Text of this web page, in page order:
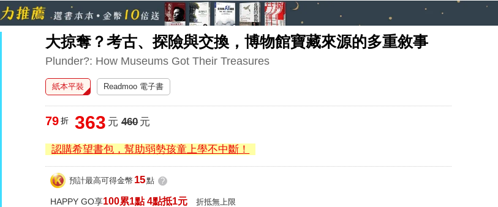
大掠奪？考古、探險與交換，博物館寶藏來源的多重敘事
Plunder?: How Museums Got Their Treasures
紙本平裝 Readmoo 電子書
79 折 363 元 460元
認購希望書包，幫助弱勢孩童上學不中斷！
預計最高可得金幣 15點 ?
HAPPY GO享100累1點 4點抵1元 折抵無上限